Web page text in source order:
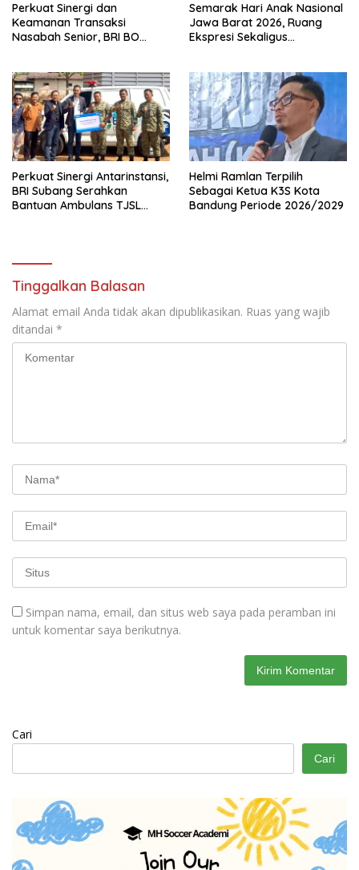
Perkuat Sinergi dan
Keamanan Transaksi
Nasabah Senior, BRI BO
Semarak Hari Anak Nasional
Jawa Barat 2026, Ruang
Ekspresi Sekaligus
Perkuat Sinergi Antarinstansi,
BRI Subang Serahkan
Bantuan Ambulans TJSL
Helmi Ramlan Terpilih
Sebagai Ketua K3S Kota
Bandung Periode 2026/2029
Tinggalkan Balasan
Alamat email Anda tidak akan dipublikasikan. Ruas yang wajib
ditandai *
Simpan nama, email, dan situs web saya pada peramban ini
untuk komentar saya berikutnya.
Cari
Cari